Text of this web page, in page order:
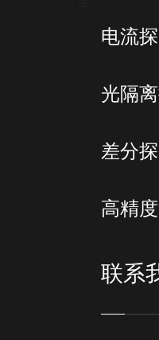
电流
光隔
差分
高精
联系